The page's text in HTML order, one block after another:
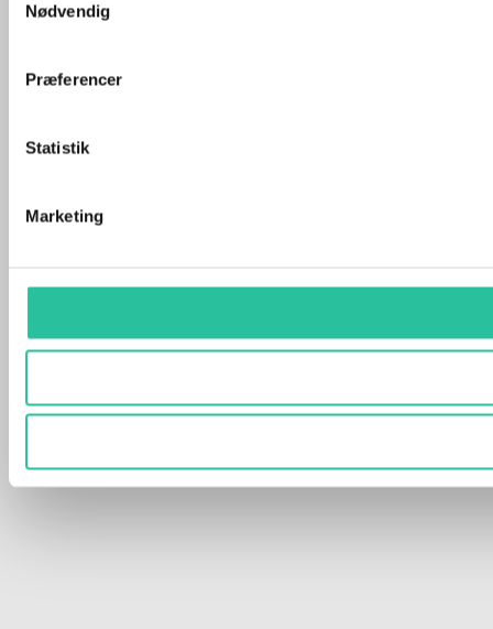
Nødvendig
Præferencer
Statistik
Marketing